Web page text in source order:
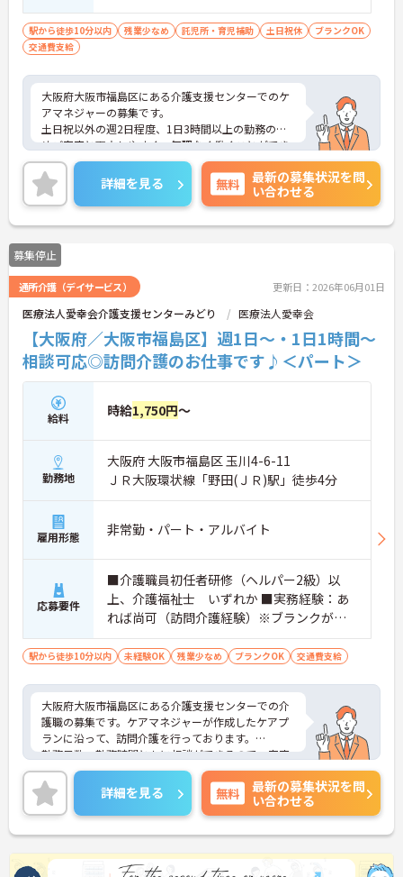
駅から徒歩10分以内 残業少なめ 託児所・育児補助 土日祝休
ブランクOK
交通費支給
大阪府大阪市福島区にある介護支援センターでのケ
アマネジャーの募集です。
土日祝以外の週2日程度、1日3時間以上の勤務のた
めご家庭と両立しやすく、無理なく働くことができ
ます。
ご興味のある方には、面接対策ポイントなど、さら
に詳細をお話しいたしますのでお気軽にご相談くだ
さい！
詳細を見る 無料
最新の募集状況を問
い合わせる
募集停止
通所介護（デイサービス） 更新日：2026年06月01日
医療法人愛幸会介護支援センターみどり 医療法人愛幸会
【大阪府／大阪市福島区】週1日～・1日1時間～
相談可応◎訪問介護のお仕事です♪＜パート＞
給料 時給1,750円～
勤務地
大阪府 大阪市福島区 玉川4-6-11
ＪＲ大阪環状線「野田(ＪＲ)駅」徒歩4分
雇用形態 非常勤・パート・アルバイト
応募要件
■介護職員初任者研修（ヘルパー2級）以
上、介護福祉士 いずれか ■実務経験：あ
れば尚可（訪問介護経験）※ブランクがあ
る方も相談可能
駅から徒歩10分以内 未経験OK 残業少なめ ブランクOK 交通費支給
大阪府大阪市福島区にある介護支援センターでの介
護職の募集です。ケアマネジャーが作成したケアプ
ランに沿って、訪問介護を行っております。
勤務日数・勤務時間ともに相談ができるので、家庭
との両立がしやすく、無理なく働くことができま
す。ご利用者と接する機会が多いため、ありがとう
の声を直接聞くことができるやりがいのあるお仕事
です。
ご興味のある方には、面接対策ポイントなど、さら
に詳細をお話しいたしますのでお気軽にご相談くだ
さい！
詳細を見る 無料
最新の募集状況を問
い合わせる